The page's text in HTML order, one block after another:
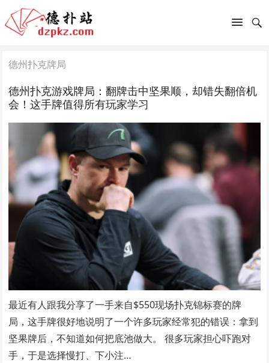
德州扑克牌局
德州扑克游戏牌局：翻牌击中坚果顺，却错失翻倍机
会！这手牌值得所有玩家学习
最近有人跟我分享了一手来自$550现场扑克锦标赛的牌
局，这手牌很好地说明了一个许多玩家经常犯的错误：拿到
坚果牌后，不知道如何把底池做大。 很多玩家担心吓跑对
手，于是选择慢打、下小注…